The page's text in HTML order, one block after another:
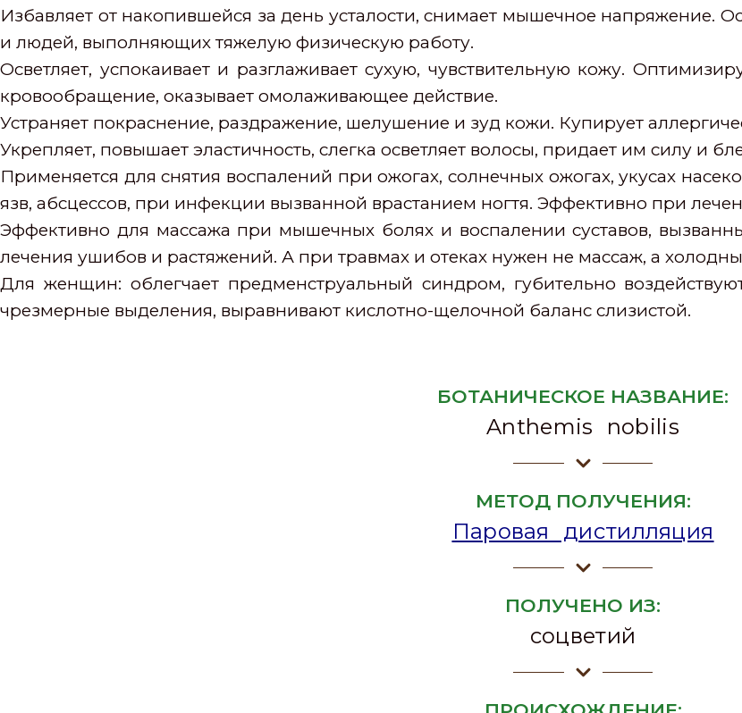
Избавляет от накопившейся за день усталости, снимает мышечное напряжение.
и людей, выполняющих тяжелую физическую работу.
Осветляет, успокаивает и разглаживает сухую, чувствительную кожу.
кровообращение, оказывает омолаживающее действие.
Устраняет покраснение, раздражение, шелушение и зуд кожи. Купирует
Укрепляет, повышает эластичность, слегка осветляет волосы, придает им силу и
Применяется для снятия воспалений при ожогах, солнечных ожогах, укусах
язв, абсцессов, при инфекции вызванной врастанием ногтя. Эффективно при
Эффективно для массажа при мышечных болях и воспалении суставов,
лечения ушибов и растяжений. А при травмах и отеках нужен не массаж, а
Для женщин: облегчает предменструальный синдром, губительно
чрезмерные выделения, выравнивают кислотно-щелочной баланс слизистой.
БОТАНИЧЕСКОЕ НАЗВАНИЕ:
Anthemis nobilis
МЕТОД ПОЛУЧЕНИЯ:
Паровая дистилляция
ПОЛУЧЕНО ИЗ:
соцветий